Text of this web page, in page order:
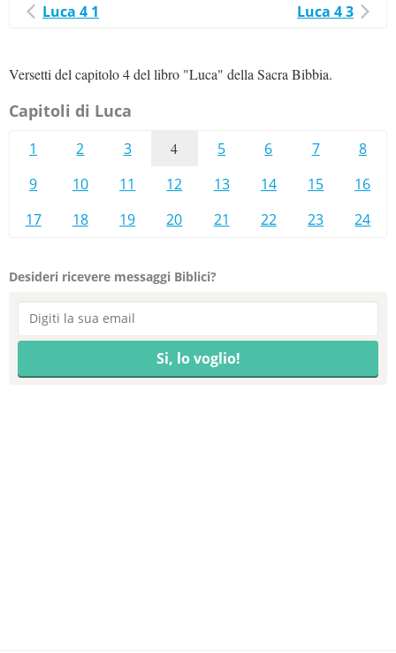
Luca 4 1 Luca 4 3
Versetti del capitolo 4 del libro "Luca" della Sacra Bibbia.
Capitoli di Luca
1 2 3 4 5 6 7
8
9
10 11 12 13 14 15
16
17
18 19 20 21 22 23 24
Desideri ricevere messaggi Biblici?